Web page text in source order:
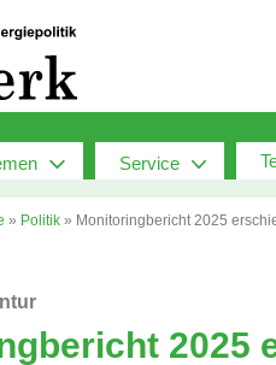
Service
» Politik » Monitoringbericht 2025
2025